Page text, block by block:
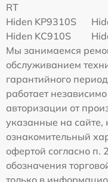
RT
Hiden KP9310S
Hiden KC910S
Мы занимаемся
обслуживанием
гарантийного
работает
авторизации от
указанные на сайте,
ознакомительный
офертой согласно п.
обозначения